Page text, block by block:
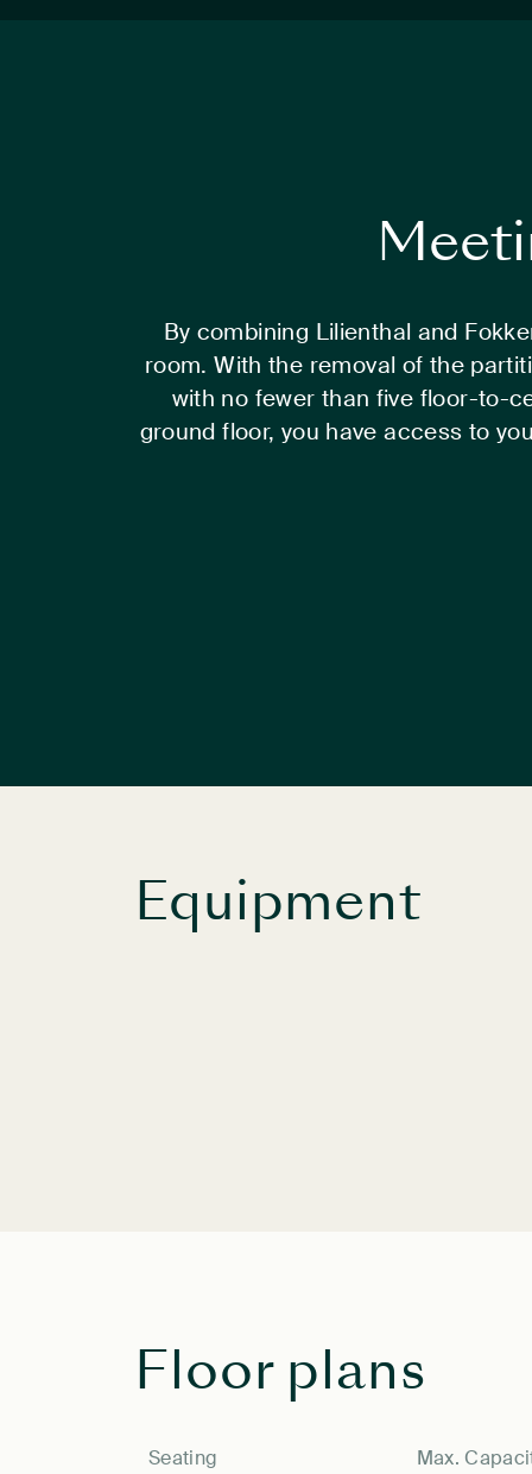
By combining Lilienthal and
room. With the removal of the
with no fewer than five floor-to-
ground floor, you have access to
Equipment
Floor plans
Seating Max.